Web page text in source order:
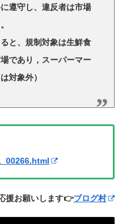
遵守し、違反者は市場
と、規制対象は生鮮食
であり，スーパーマー
対象外）
援お願いします👉ブログ村